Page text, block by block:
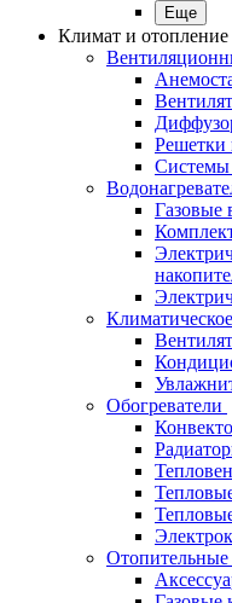
Еще
Климат и отопление
Решетки
Системы
Газовые
Обогреватели
Отопительные